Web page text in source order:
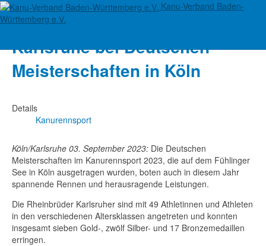
Kanu-Verband Baden-
Württemberg e.V.
36 Medaillen für Rheinbrüder
Karlsruhe bei Deutschen
Meisterschaften in Köln
Details
Kanurennsport
Köln/Karlsruhe 03. September 2023: Die Deutschen
Meisterschaften im Kanurennsport 2023, die auf dem Fühlinger
See in Köln ausgetragen wurden, boten auch in diesem Jahr
spannende Rennen und herausragende Leistungen.
Die Rheinbrüder Karlsruher sind mit 49 Athletinnen und Athleten
in den verschiedenen Altersklassen angetreten und konnten
insgesamt sieben Gold-, zwölf Silber- und 17 Bronzemedaillen
erringen.